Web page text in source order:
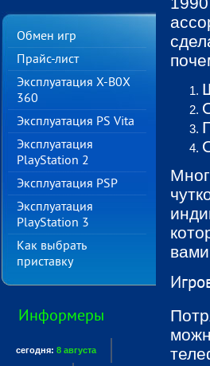
Обмен игр
Прайс-лист
Эксплуатация X-B0X
360
Эксплуатация PS Vita
Эксплуатация
PlayStation 2
Эксплуатация PSP
Эксплуатация
PlayStation 3
Как выбрать
приставку
Информеры
сегодня: 8 августа
вами